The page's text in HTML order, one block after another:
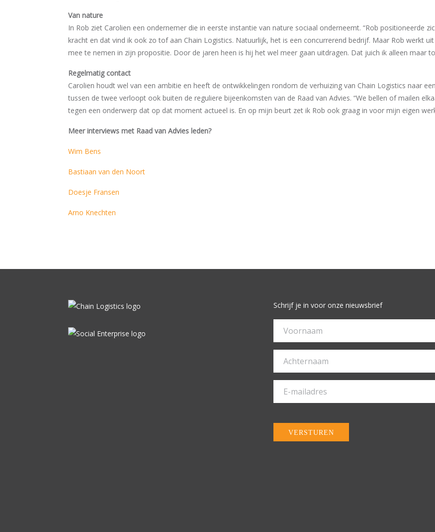
Van nature
In Rob ziet Carolien een ondernemer die in eerste instantie van nature sociaal onderneemt. “Rob positioneerde
kracht en dat vind ik ook zo tof aan Chain Logistics. Natuurlijk, het is een concurrerend bedrijf. Maar Rob werkt
mee te nemen in zijn propositie. Door de jaren heen is hij het wel meer gaan uitdragen. Dat juich ik alleen maar
Regelmatig contact
Carolien houdt wel van een ambitie en heeft de ontwikkelingen rondom de verhuizing van Chain Logistics naar
tussen de twee verloopt ook buiten de reguliere bijeenkomsten van de Raad van Advies. “We bellen of mailen
tegen een onderwerp dat op dat moment actueel is. En op mijn beurt zet ik Rob ook graag in voor mijn eigen
Meer interviews met Raad van Advies leden?
Wim Bens
Bastiaan van den Noort
Doesje Fransen
Arno Knechten
Schrijf je in voor onze nieuwsbrief
VERSTUREN